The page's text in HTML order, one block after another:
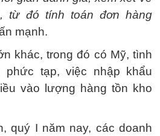
từ đó tính toán đơn hàng
mạnh.
khác, trong đó có Mỹ, tình
phức tạp, việc nhập khẩu
vào lượng hàng tồn kho
quý I năm nay, các doanh